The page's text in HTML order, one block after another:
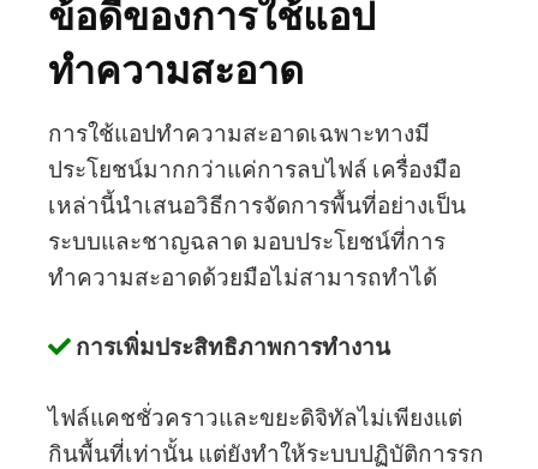
ข้อดีของการใช้แอป
ทำความสะอาด
การใช้แอปทำความสะอาดเฉพาะทางมี
ประโยชน์มากกว่าแค่การลบไฟล์ เครื่องมือ
เหล่านี้นำเสนอวิธีการจัดการพื้นที่อย่างเป็น
ระบบและชาญฉลาด มอบประโยชน์ที่การ
ทำความสะอาดด้วยมือไม่สามารถทำได้
การเพิ่มประสิทธิภาพการทำงาน
ไฟล์แคชชั่วคราวและขยะดิจิทัลไม่เพียงแต่
กินพื้นที่เท่านั้น แต่ยังทำให้ระบบปฏิบัติการรก